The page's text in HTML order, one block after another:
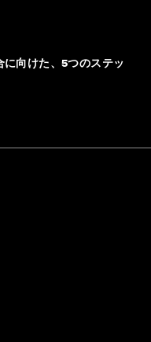
に向けた、5つのステッ